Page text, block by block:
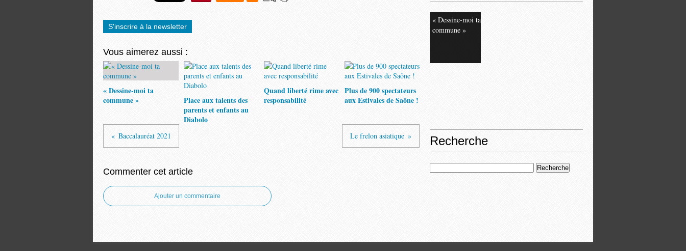
S'inscrire à la newsletter
Vous aimerez aussi :
« Dessine-moi ta
commune »
Place aux talents des
parents et enfants au
Diabolo
Quand liberté rime avec
responsabilité
Plus de 900 spectateurs
aux Estivales de Saône !
Baccalauréat 2021 Le frelon asiatique
Commenter cet article
Ajouter un commentaire
« Dessine-moi ta
commune »
Recherche